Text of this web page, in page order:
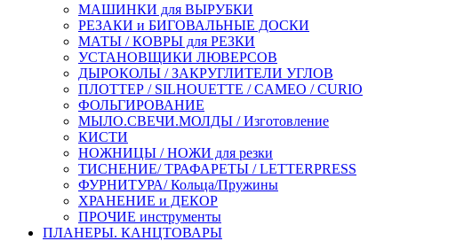
МАШИНКИ для ВЫРУБКИ
РЕЗАКИ и БИГОВАЛЬНЫЕ ДОСКИ
МАТЫ / КОВРЫ для РЕЗКИ
УСТАНОВЩИКИ ЛЮВЕРСОВ
ДЫРОКОЛЫ / ЗАКРУГЛИТЕЛИ УГЛОВ
ПЛОТТЕР / SILHOUETTE / CAMEO / CURIO
ФОЛЬГИРОВАНИЕ
МЫЛО.СВЕЧИ.МОЛДЫ / Изготовление
КИСТИ
НОЖНИЦЫ / НОЖИ для резки
ТИСНЕНИЕ/ ТРАФАРЕТЫ / LETTERPRESS
ФУРНИТУРА/ Кольца/Пружины
ХРАНЕНИЕ и ДЕКОР
ПРОЧИЕ инструменты
ПЛАНЕРЫ. КАНЦТОВАРЫ